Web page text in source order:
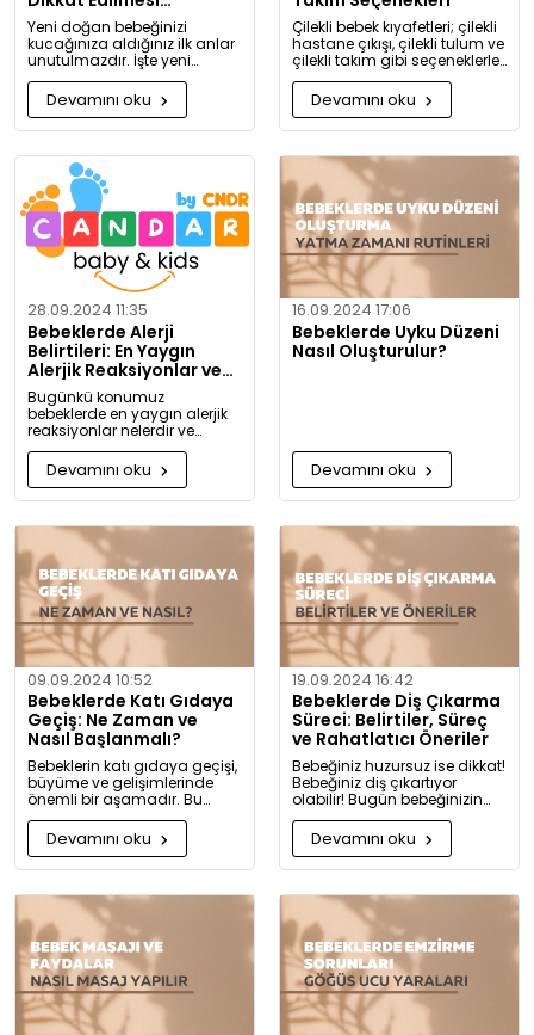
Gerekenler
Yeni doğan bebeğinizi
kucağınıza aldığınız ilk anlar
unutulmazdır. İşte yeni
doğan bebek bakımında
dikkat etmeniz gerekenler:
Devamını oku
Çilekli bebek kıyafetleri; çilekli
hastane çıkışı, çilekli tulum ve
çilekli takım gibi seçeneklerle
bebeğinize tatlılık katıyor. Kız
ve erkek bebekler için özel
tasarlanmış, organik
pamuktan üretilmiş şık ve
Devamını oku
28.09.2024 11:35
Bebeklerde Alerji
Belirtileri: En Yaygın
Alerjik Reaksiyonlar ve
Önlemleri
Bugünkü konumuz
bebeklerde en yaygın alerjik
reaksiyonlar nelerdir ve
alerjiye karşı nasıl önlem
alınabilir? Artık alerjiye karşı
daha bilgili olacaksınız!
Devamını oku
16.09.2024 17:06
Bebeklerde Uyku Düzeni
Nasıl Oluşturulur?
Devamını oku
09.09.2024 10:52
Bebeklerde Katı Gıdaya
Geçiş: Ne Zaman ve
Nasıl Başlanmalı?
Bebeklerin katı gıdaya geçişi,
büyüme ve gelişimlerinde
önemli bir aşamadır. Bu
konuda bilmeniz gerekenleri
detaylıca anlattık!
Devamını oku
19.09.2024 16:42
Bebeklerde Diş Çıkarma
Süreci: Belirtiler, Süreç
ve Rahatlatıcı Öneriler
Bebeğiniz huzursuz ise dikkat!
Bebeğiniz diş çıkartıyor
olabilir! Bugün bebeğinizin
diş çıkarma belirtilerini ve sizi
rahatlatacak önerileri
paylaşıyoruz.
Devamını oku